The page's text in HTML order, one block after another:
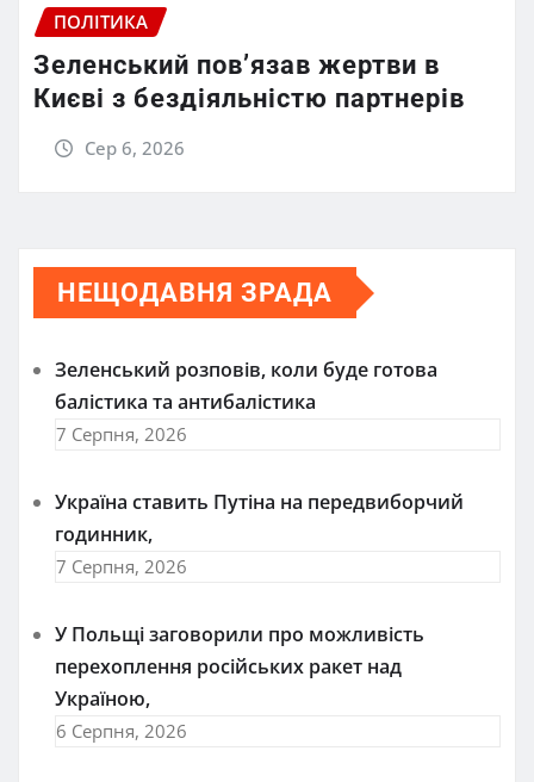
ПОЛІТИКА
Зеленський пов’язав жертви в
Києві з бездіяльністю партнерів
Сер 6, 2026
НЕЩОДАВНЯ ЗРАДА
Зеленський розповів, коли буде готова
балістика та антибалістика
7 Серпня, 2026
Україна ставить Путіна на передвиборчий
годинник,
7 Серпня, 2026
У Польщі заговорили про можливість
перехоплення російських ракет над
Україною,
6 Серпня, 2026